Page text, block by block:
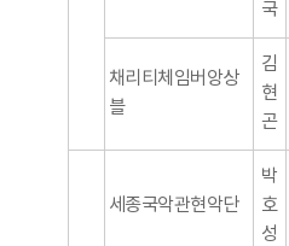
국
채리티체임버앙상
블
김
현
곤
세종국악관현악단
박
호
성